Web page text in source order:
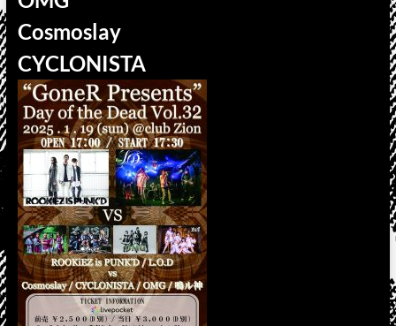
Cosmoslay
CYCLONISTA